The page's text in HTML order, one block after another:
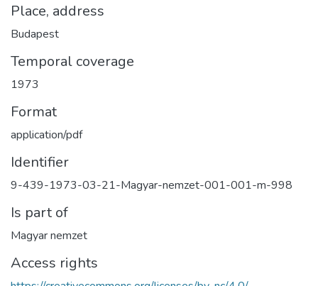
Place, address
Budapest
Temporal coverage
1973
Format
application/pdf
Identifier
9-439-1973-03-21-Magyar-nemzet-001-001-m-998
Is part of
Magyar nemzet
Access rights